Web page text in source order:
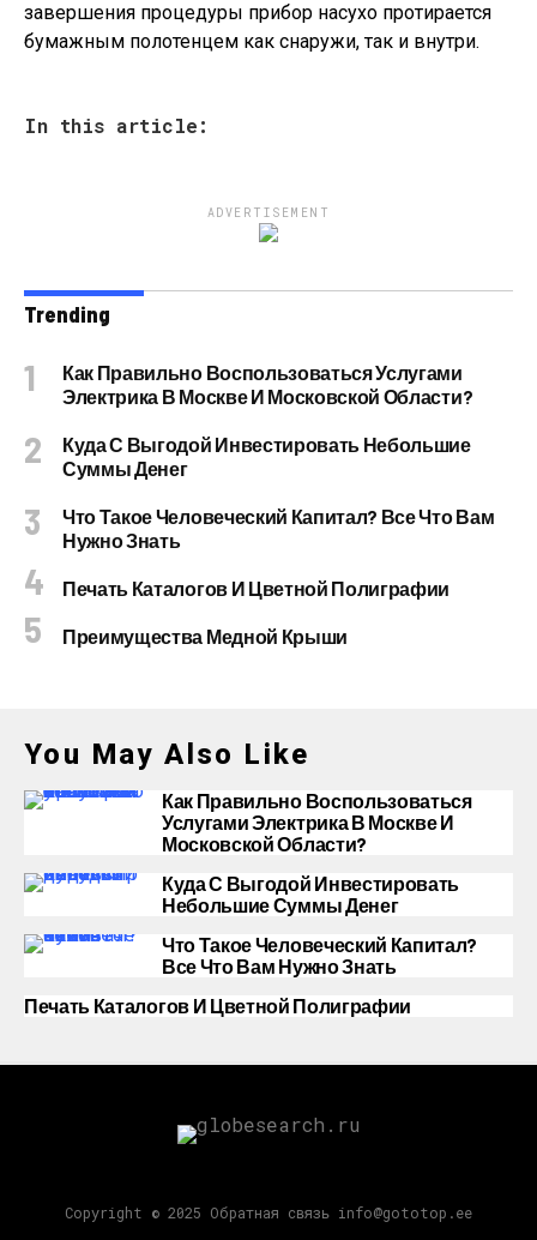
завершения процедуры прибор насухо протирается
бумажным полотенцем как снаружи, так и внутри.
In this article:
ADVERTISEMENT
Trending
Как Правильно Воспользоваться Услугами
Электрика В Москве И Московской Области?
Куда С Выгодой Инвестировать Небольшие
Суммы Денег
Что Такое Человеческий Капитал? Все Что Вам
Нужно Знать
Печать Каталогов И Цветной Полиграфии
Преимущества Медной Крыши
You May Also Like
Как Правильно Воспользоваться
Услугами Электрика В Москве И
Московской Области?
Куда С Выгодой Инвестировать
Небольшие Суммы Денег
Что Такое Человеческий Капитал?
Все Что Вам Нужно Знать
Печать Каталогов И Цветной Полиграфии
Copyright © 2025 Обратная связь info@gototop.ee